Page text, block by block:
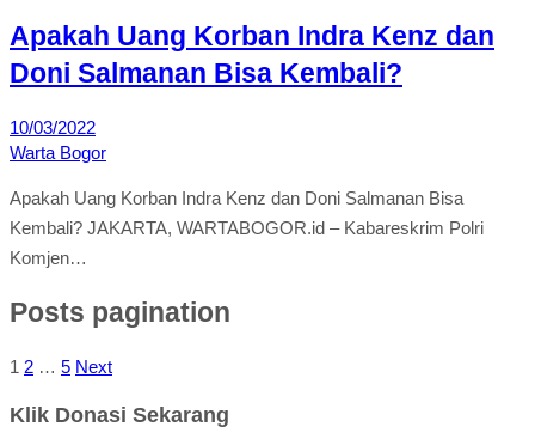
Apakah Uang Korban Indra Kenz dan
Doni Salmanan Bisa Kembali?
10/03/2022
Warta Bogor
Apakah Uang Korban Indra Kenz dan Doni Salmanan Bisa
Kembali? JAKARTA, WARTABOGOR.id – Kabareskrim Polri
Komjen…
Posts pagination
1 2 … 5 Next
Klik Donasi Sekarang